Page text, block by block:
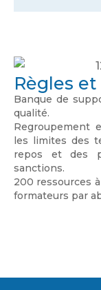
Règles
Banque de
qualité.
Regroupement
les limites des
repos et des
sanctions.
200 ressources
formateurs par